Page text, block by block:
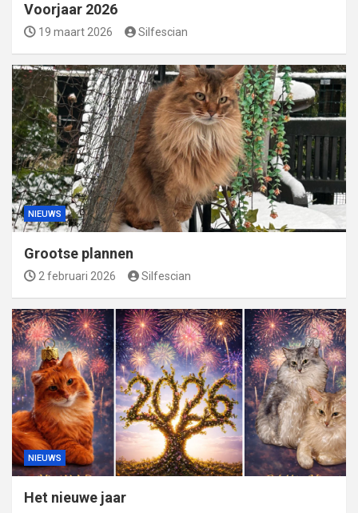
Voorjaar 2026
19 maart 2026 Silfescian
NIEUWS
Grootse plannen
2 februari 2026 Silfescian
NIEUWS
Het nieuwe jaar